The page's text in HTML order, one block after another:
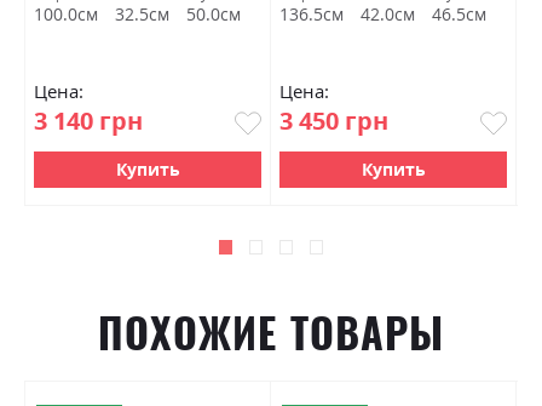
100.0см 32.5см 50.0см
Цена:
3 140 грн
Купить
136.5см 42.0см 46.5см
Цена:
3 450 грн
Купить
ПОХОЖИЕ ТОВАРЫ